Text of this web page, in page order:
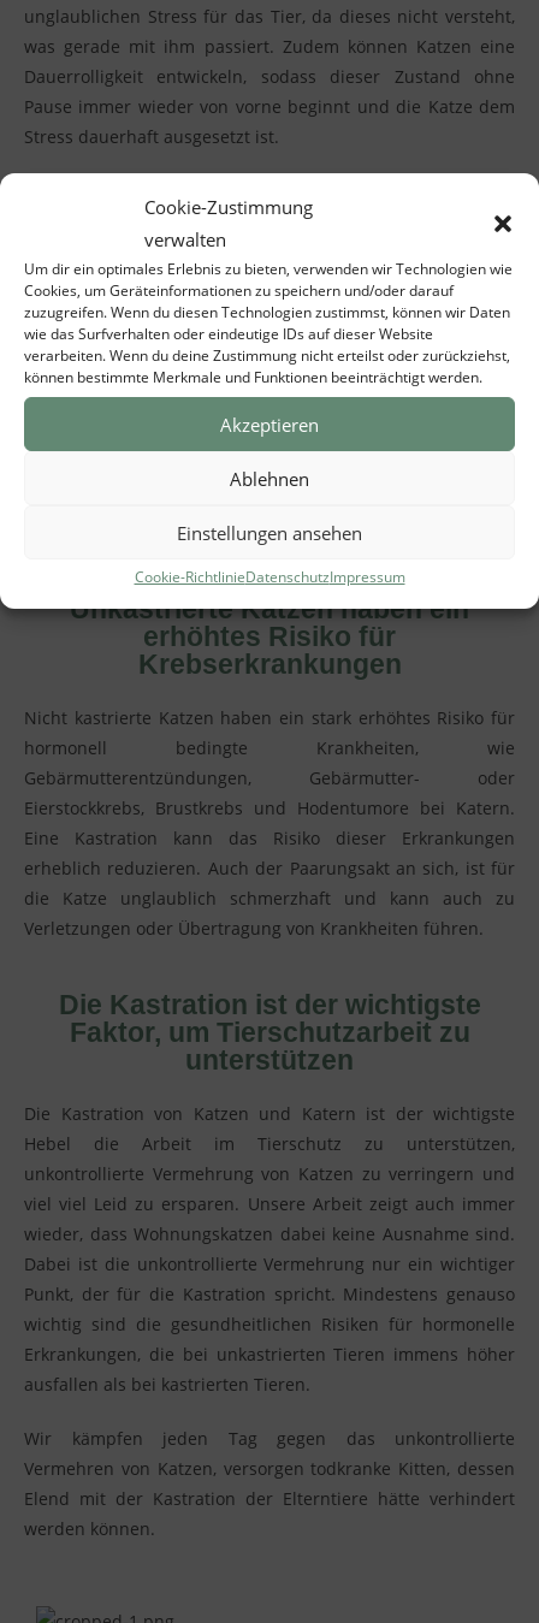
Cookie-Zustimmung
verwalten
Um dir ein optimales Erlebnis zu bieten, verwenden wir Technologien wie
Cookies, um Geräteinformationen zu speichern und/oder darauf
zuzugreifen. Wenn du diesen Technologien zustimmst, können wir Daten
wie das Surfverhalten oder eindeutige IDs auf dieser Website
verarbeiten. Wenn du deine Zustimmung nicht erteilst oder zurückziehst,
können bestimmte Merkmale und Funktionen beeinträchtigt werden.
Akzeptieren
Ablehnen
Einstellungen ansehen
Cookie-RichtlinieDatenschutzImpressum
unglaublichen Stress für das Tier, da dieses nicht versteht,
was gerade mit ihm passiert. Zudem können Katzen eine
Dauerrolligkeit entwickeln, sodass dieser Zustand ohne
Pause immer wieder von vorne beginnt und die Katze dem
Stress dauerhaft ausgesetzt ist.
Die Mutterschaft einer Katze ist eine
immense körperliche
Herausforderung
Es mag zwar so erscheinen, dass die Katze im Mutterglück
schwebt, dies ist aber ein absoluter Irrglaube. Die Aufzucht
von Kitten bedeutet für jede Katze unglaublichen Stress und
auch körperlich extreme Anstrengung. Viele Katzen
verlieren stark an Gewicht und sind nach einigen Wochen
ziemlich am Ende ihrer Kräfte. Dieser Stress kann
Herzen liegt, erspart ihr diese Stressige Zeit.
Unkastrierte Katzen haben ein
erhöhtes Risiko für
Krebserkrankungen
Nicht kastrierte Katzen haben ein stark erhöhtes Risiko für
hormonell bedingte Krankheiten, wie
Gebärmutterentzündungen, Gebärmutter- oder
Eierstockkrebs, Brustkrebs und Hodentumore bei Katern.
Eine Kastration kann das Risiko dieser Erkrankungen
erheblich reduzieren. Auch der Paarungsakt an sich, ist für
die Katze unglaublich schmerzhaft und kann auch zu
Verletzungen oder Übertragung von Krankheiten führen.
Die Kastration ist der wichtigste
Faktor, um Tierschutzarbeit zu
unterstützen
Die Kastration von Katzen und Katern ist der wichtigste
Hebel die Arbeit im Tierschutz zu unterstützen,
unkontrollierte Vermehrung von Katzen zu verringern und
viel viel Leid zu ersparen. Unsere Arbeit zeigt auch immer
wieder, dass Wohnungskatzen dabei keine Ausnahme sind.
Dabei ist die unkontrollierte Vermehrung nur ein wichtiger
Punkt, der für die Kastration spricht. Mindestens genauso
wichtig sind die gesundheitlichen Risiken für hormonelle
Erkrankungen, die bei unkastrierten Tieren immens höher
ausfallen als bei kastrierten Tieren.
Wir kämpfen jeden Tag gegen das unkontrollierte
Vermehren von Katzen, versorgen todkranke Kitten, dessen
Elend mit der Kastration der Elterntiere hätte verhindert
werden können.